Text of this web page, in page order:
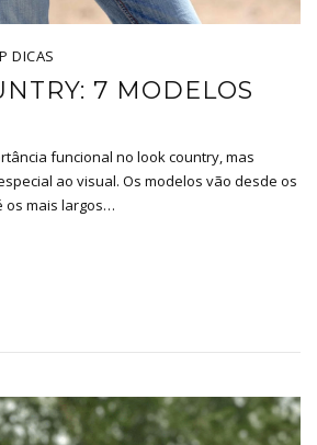
DICAS
7 MODELOS
funcional no look country, mas
ao visual. Os modelos vão desde os
os mais largos…